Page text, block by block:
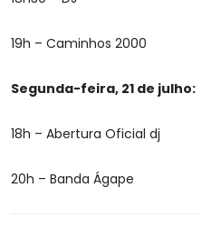
19h – Caminhos 2000
Segunda-feira, 21 de julho:
18h – Abertura Oficial dj
20h – Banda Ágape